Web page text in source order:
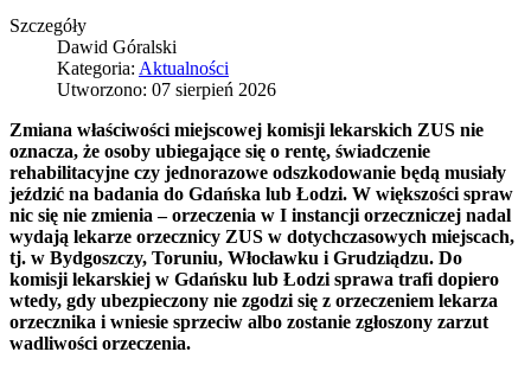
Szczegóły
Dawid Góralski
Kategoria: Aktualności
Utworzono: 07 sierpień 2026
Zmiana właściwości miejscowej komisji lekarskich ZUS nie
oznacza, że osoby ubiegające się o rentę, świadczenie
rehabilitacyjne czy jednorazowe odszkodowanie będą musiały
jeździć na badania do Gdańska lub Łodzi. W większości spraw
nic się nie zmienia – orzeczenia w I instancji orzeczniczej nadal
wydają lekarze orzecznicy ZUS w dotychczasowych miejscach,
tj. w Bydgoszczy, Toruniu, Włocławku i Grudziądzu. Do
komisji lekarskiej w Gdańsku lub Łodzi sprawa trafi dopiero
wtedy, gdy ubezpieczony nie zgodzi się z orzeczeniem lekarza
orzecznika i wniesie sprzeciw albo zostanie zgłoszony zarzut
wadliwości orzeczenia.